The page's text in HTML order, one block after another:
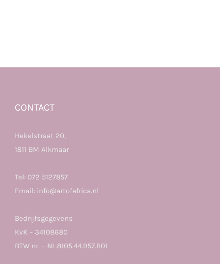
CONTACT
Hekelstraat 20,
1811 BM Alkmaar
Tel: 072 5127857
Email: info@artofafrica.nl
Bedrijfsgegevens
KvK – 34108680
BTW nr. – NL.8105.44.957.B01